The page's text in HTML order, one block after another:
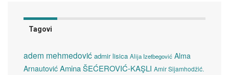
Tagovi
adem mehmedović admir lisica Alija Izetbegović Alma
Arnautović Amina ŠEĆEROVIĆ-KAŞLI Amir Sijamhodžić.